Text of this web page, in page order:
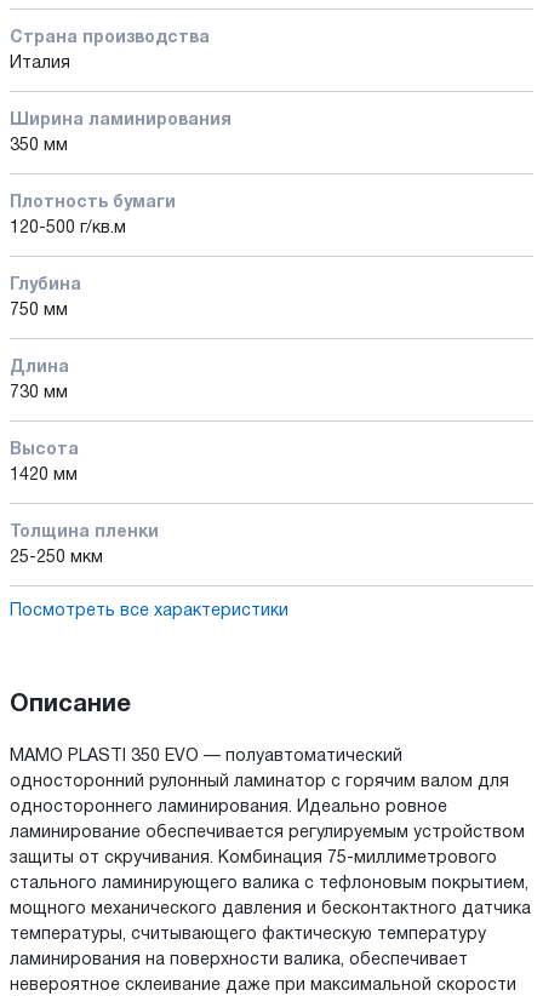
Страна производства
Италия
Ширина ламинирования
350 мм
Плотность бумаги
120-500 г/кв.м
Глубина
750 мм
Длина
730 мм
Высота
1420 мм
Толщина пленки
25-250 мкм
Посмотреть все характеристики
Описание
MAMO PLASTI 350 EVO — полуавтоматический
односторонний рулонный ламинатор с горячим валом для
одностороннего ламинирования. Идеально ровное
ламинирование обеспечивается регулируемым устройством
защиты от скручивания. Комбинация 75-миллиметрового
стального ламинирующего валика с тефлоновым покрытием,
мощного механического давления и бесконтактного датчика
температуры, считывающего фактическую температуру
ламинирования на поверхности валика, обеспечивает
невероятное склеивание даже при максимальной скорости